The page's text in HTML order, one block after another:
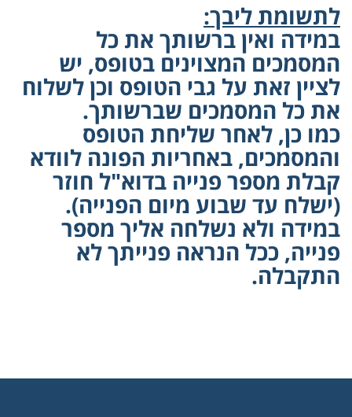
לתשומת ליבך:
במידה ואין ברשותך את כל
המסמכים המצוינים בטופס, יש
לציין זאת על גבי הטופס וכן לשלוח
את כל המסמכים שברשותך.
כמו כן, לאחר שליחת הטופס
והמסמכים, באחריות הפונה לוודא
קבלת מספר פנייה בדוא"ל חוזר
(ישלח עד שבוע מיום הפנייה).
במידה ולא נשלחה אליך מספר
פנייה, ככל הנראה פנייתך לא
התקבלה.